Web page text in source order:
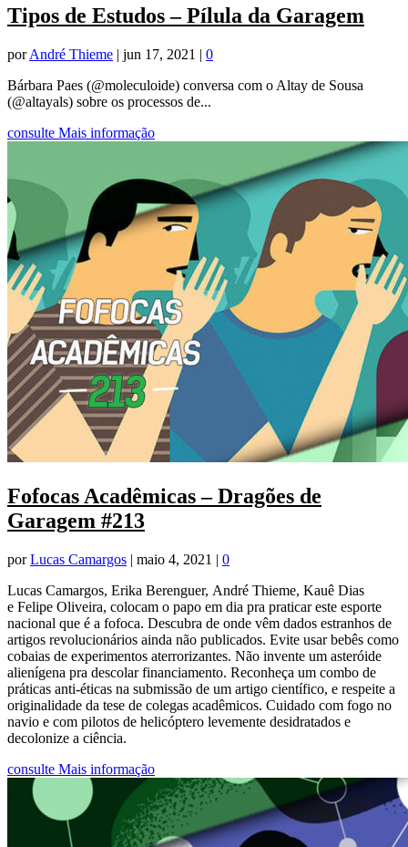
Tipos de Estudos – Pílula da Garagem
porAndré Thieme | jun 17, 2021 | 0
Bárbara Paes (@moleculoide) conversa com o Altay de Sousa
(@altayals) sobre os processos de...
consulte Mais informação
Fofocas Acadêmicas – Dragões de
Garagem #213
porLucas Camargos | maio 4, 2021 | 0
Lucas Camargos, Erika Berenguer, André Thieme, Kauê Dias
e Felipe Oliveira, colocam o papo em dia pra praticar este esporte
nacional que é a fofoca. Descubra de onde vêm dados estranhos de
artigos revolucionários ainda não publicados. Evite usar bebês como
cobaias de experimentos aterrorizantes. Não invente um asteróide
alienígena pra descolar financiamento. Reconheça um combo de
práticas anti-éticas na submissão de um artigo científico, e respeite a
originalidade da tese de colegas acadêmicos. Cuidado com fogo no
navio e com pilotos de helicóptero levemente desidratados e
decolonize a ciência.
consulte Mais informação